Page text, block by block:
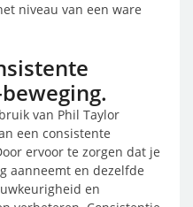
niveau van een ware
van Phil Taylor
een consistente
ervoor te zorgen dat je
aanneemt en dezelfde
en